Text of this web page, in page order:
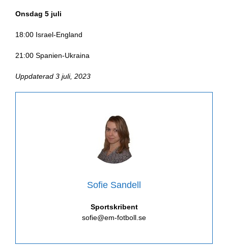
Onsdag 5 juli
18:00 Israel-England
21:00 Spanien-Ukraina
Uppdaterad 3 juli, 2023
Sofie Sandell
Sportskribent
sofie@em-fotboll.se